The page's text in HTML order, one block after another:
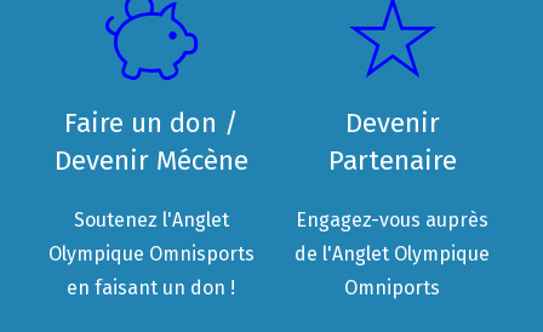
Faire un don /
Devenir Mécène
Soutenez l'Anglet
Olympique Omnisports
en faisant un don !
Devenir
Partenaire
Engagez-vous auprès
de l'Anglet Olympique
Omniports